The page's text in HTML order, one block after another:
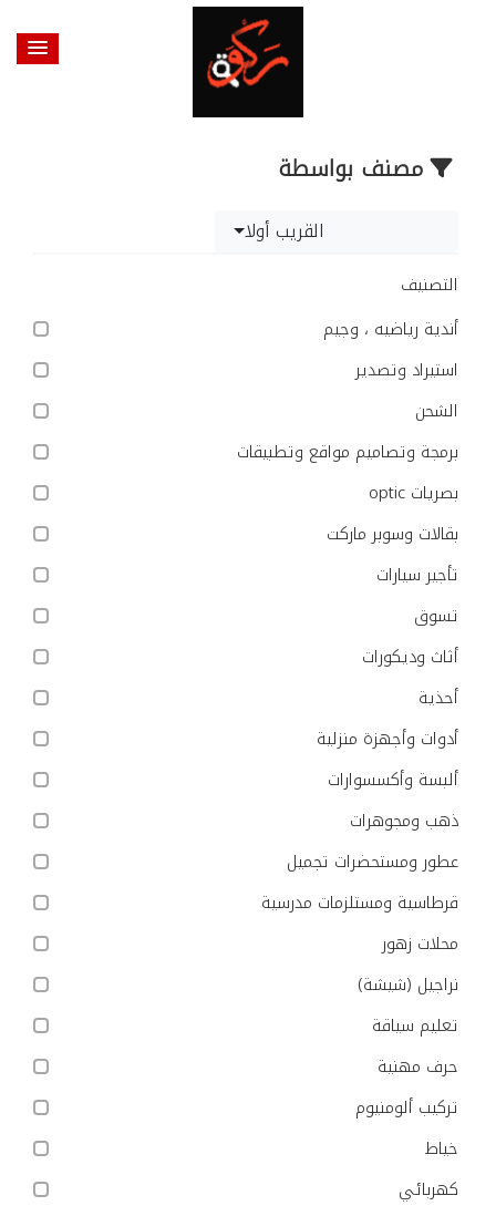
مصنف بواسطة
القريب أولا
التصنيف
أندية رياضيه ، وجيم
استيراد وتصدير
الشحن
برمجة وتصاميم مواقع وتطبيقات
بصريات optic
بقالات وسوبر ماركت
تأجير سيارات
تسوق
أثاث وديكورات
أحذية
أدوات وأجهزة منزلية
ألبسة وأكسسوارات
ذهب ومجوهرات
عطور ومستحضرات تجميل
قرطاسية ومستلزمات مدرسية
محلات زهور
نراجيل (شيشة)
تعليم سياقة
حرف مهنية
تركيب ألومنيوم
خياط
كهربائي